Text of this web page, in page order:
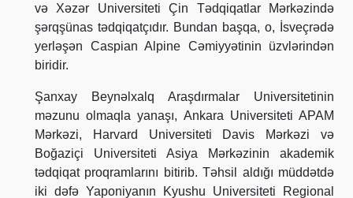
və Xəzər Universiteti Çin Tədqiqatlar Mərkəzində
şərqşünas tədqiqatçıdır. Bundan başqa, o, İsveçrədə
yerləşən Caspian Alpine Cəmiyyətinin üzvlərindən
biridir.
Şanxay Beynəlxalq Araşdırmalar Universitetinin
məzunu olmaqla yanaşı, Ankara Universiteti APAM
Mərkəzi, Harvard Universiteti Davis Mərkəzi və
Boğaziçi Universiteti Asiya Mərkəzinin akademik
tədqiqat proqramlarını bitirib. Təhsil aldığı müddətdə
iki dəfə Yaponiyanın Kyushu Universiteti Regional